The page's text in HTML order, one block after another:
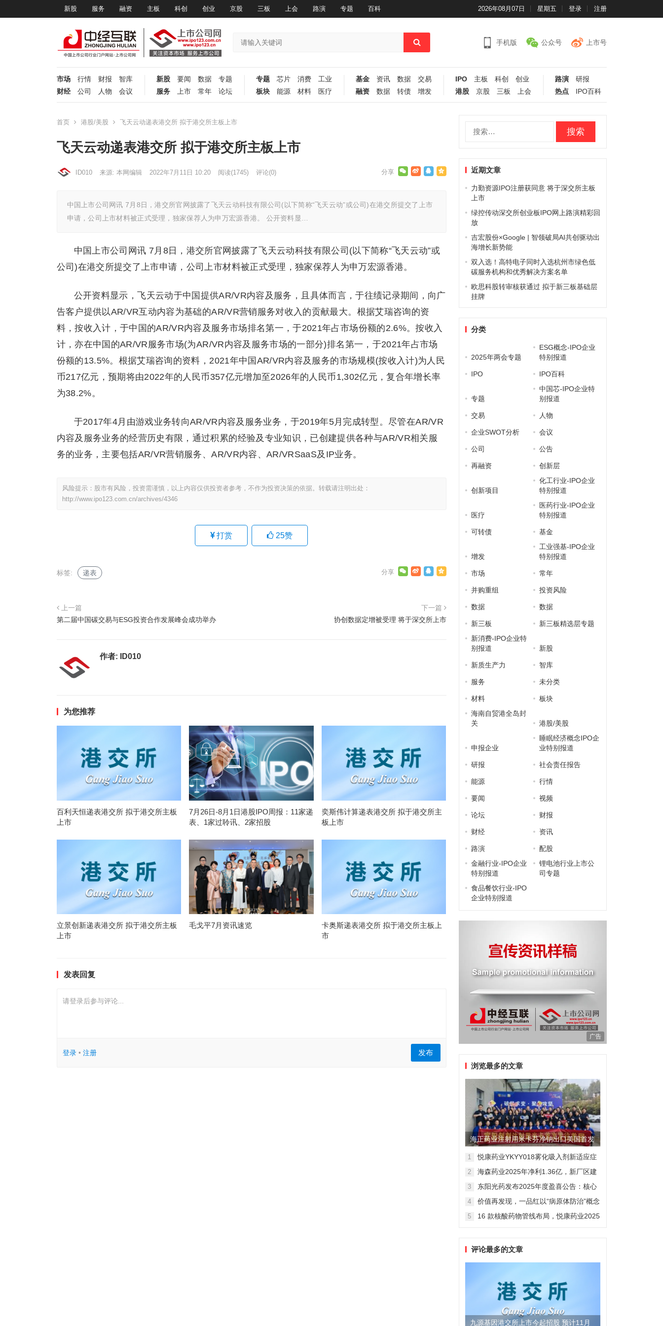
新股 服务 融资 主板 科创 创业 京股 三板 上会 路演 专题 百科 2026年08月07日 星期五 登录 注册
手机版 公众号 上市号
市场 行情 财报
智库
财经
公司 人物 会议
新股 要闻 数据
专题
服务
上市 常年 论坛
专题 芯片 消费
工业
板块
能源 材料 医疗
基金 资讯 数据
交易
融资
数据 转债 增发
IPO 主板 科创
创业
港股
京股 三板 上会
路演
研报
热点
IPO百科
首页 港股/美股 飞天云动递表港交所 拟于港交所主板上市
飞天云动递表港交所 拟于港交所主板上市
ID010 来源: 本网编辑 2022年7月11日 10:20 阅读(1745) 评论(0)
中国上市公司网讯 7月8日，港交所官网披露了飞天云动科技有限公司(以下简称“飞天云动”或公司)在港交所提交了上市
申请，公司上市材料被正式受理，独家保荐人为申万宏源香港。 公开资料显…
中国上市公司网讯 7月8日，港交所官网披露了飞天云动科技有限公司(以下简称“飞天云动”或
公司)在港交所提交了上市申请，公司上市材料被正式受理，独家保荐人为申万宏源香港。
公开资料显示，飞天云动于中国提供AR/VR内容及服务，且具体而言，于往绩记录期间，向广
告客户提供以AR/VR互动内容为基础的AR/VR营销服务对收入的贡献最大。根据艾瑞咨询的资
料，按收入计，于中国的AR/VR内容及服务市场排名第一，于2021年占市场份额的2.6%。按收入
计，亦在中国的AR/VR服务市场(为AR/VR内容及服务市场的一部分)排名第一，于2021年占市场
份额的13.5%。根据艾瑞咨询的资料，2021年中国AR/VR内容及服务的市场规模(按收入计)为人民
币217亿元，预期将由2022年的人民币357亿元增加至2026年的人民币1,302亿元，复合年增长率
为38.2%。
于2017年4月由游戏业务转向AR/VR内容及服务业务，于2019年5月完成转型。尽管在AR/VR
内容及服务业务的经营历史有限，通过积累的经验及专业知识，已创建提供各种与AR/VR相关服
务的业务，主要包括AR/VR营销服务、AR/VR内容、AR/VRSaaS及IP业务。
风险提示：股市有风险，投资需谨慎，以上内容仅供投资者参考，不作为投资决策的依据。转载请注明出处：
http://www.ipo123.com.cn/archives/4346
打赏 25赞
标签: 递表
上一篇
第二届中国碳交易与ESG投资合作发展峰会成功举办
下一篇
协创数据定增被受理 将于深交所上市
作者: ID010
为您推荐
百利天恒递表港交所 拟于港交所主板
上市
7月26日-8月1日港股IPO周报：11家递
表、1家过聆讯、2家招股
奕斯伟计算递表港交所 拟于港交所主
板上市
立景创新递表港交所 拟于港交所主板
上市
毛戈平7月资讯速览
卡奥斯递表港交所 拟于港交所主板上
市
发表回复
请登录后参与评论...
登录• 注册 发布
近期文章
力勤资源IPO注册获同意 将于深交所主板
上市
绿控传动深交所创业板IPO网上路演精彩回
放
吉宏股份×Google | 智领破局AI共创驱动出
海增长新势能
双入选！高特电子同时入选杭州市绿色低
碳服务机构和优秀解决方案名单
欧思科股转审核获通过 拟于新三板基础层
挂牌
分类
2025年两会专题
ESG概念-IPO企业
特别报道
IPO IPO百科
专题
中国芯-IPO企业特
别报道
交易 人物
企业SWOT分析 会议
公司 公告
再融资 创新层
创新项目
化工行业-IPO企业
特别报道
医疗
医药行业-IPO企业
特别报道
可转债 基金
增发
工业强基-IPO企业
特别报道
市场 常年
并购重组 投资风险
数据 数据
新三板
新三板精选层专题
新消费-IPO企业特
别报道
新股
新质生产力 智库
服务 未分类
材料
板块
海南自贸港全岛封
关
港股/美股
申报企业
睡眠经济概念IPO企
业特别报道
研报 社会责任报告
能源 行情
要闻 视频
论坛 财报
财经 资讯
路演
配股
金融行业-IPO企业
特别报道
锂电池行业上市公
司专题
食品餐饮行业-IPO
企业特别报道
广告
浏览最多的文章
海正药业注射用米卡芬净钠出口美国首发
制剂全球化迈出关键一步
1
悦康药业YKYY018雾化吸入剂新适应症
感染防治
2
海森药业2025年净利1.36亿，新厂区建
3
东阳光药发布2025年度盈喜公告：核心
维度
4
价值再发现，一品红以“病原体防治”概念
5
16 款核酸药物管线布局，悦康药业2025
评论最多的文章
九源基因港交所上市今起招股 预计11月